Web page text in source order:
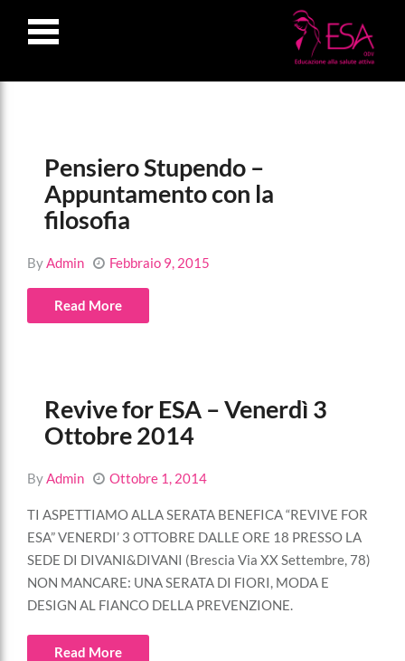
Pensiero Stupendo –
Appuntamento con la
filosofia
ByAdmin Febbraio 9, 2015
Read More
Revive for ESA – Venerdì 3
Ottobre 2014
ByAdmin Ottobre 1, 2014
TI ASPETTIAMO ALLA SERATA BENEFICA “REVIVE FOR
ESA” VENERDI’ 3 OTTOBRE DALLE ORE 18 PRESSO LA
SEDE DI DIVANI&DIVANI (Brescia Via XX Settembre, 78)
NON MANCARE: UNA SERATA DI FIORI, MODA E
DESIGN AL FIANCO DELLA PREVENZIONE.
Read More